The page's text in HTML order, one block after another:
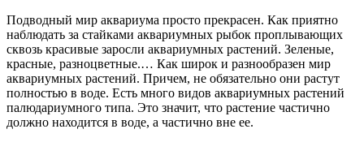
Подводный мир аквариума просто прекрасен. Как приятно
наблюдать за стайками аквариумных рыбок проплывающих
сквозь красивые заросли аквариумных растений. Зеленые,
красные, разноцветные.… Как широк и разнообразен мир
аквариумных растений. Причем, не обязательно они растут
полностью в воде. Есть много видов аквариумных растений
палюдариумного типа. Это значит, что растение частично
должно находится в воде, а частично вне ее.